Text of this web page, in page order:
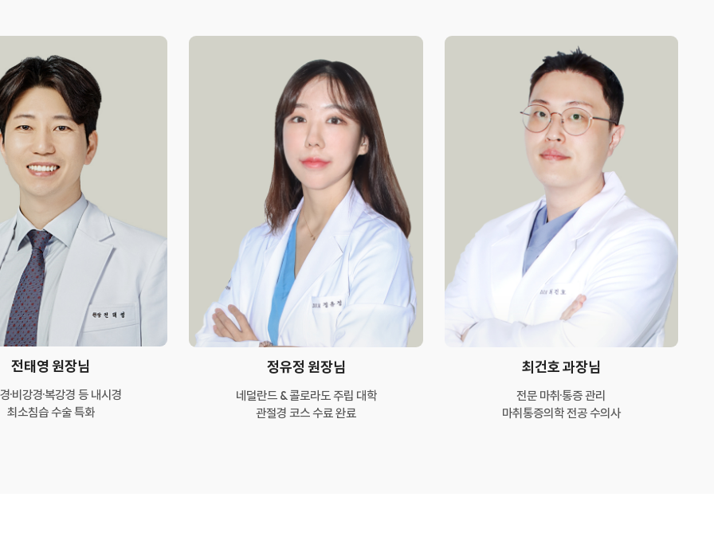
전태영 원장님
·비강경·복강경 등 내시경
최소침습 수술 특화
정유정 원장님
네덜란드 & 콜로라도 주립 대학
관절경 코스 수료 완료
최건호 과장님
전문 마취·통증 관리
마취통증의학 전공 수의사